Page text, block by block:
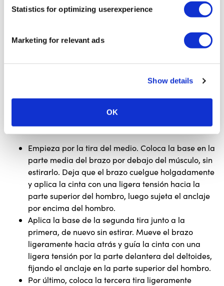
Statistics for optimizing userexperience
Marketing for relevant ads
Show details
OK
7
Empieza por la tira del medio. Coloca la base en la
parte media del brazo por debajo del músculo, sin
estirarlo. Deja que el brazo cuelgue holgadamente
y aplica la cinta con una ligera tensión hacia la
parte superior del hombro, luego sujeta el anclaje
por encima del hombro.
Aplica la base de la segunda tira junto a la
primera, de nuevo sin estirar. Mueve el brazo
ligeramente hacia atrás y guía la cinta con una
ligera tensión por la parte delantera del deltoides,
fijando el anclaje en la parte superior del hombro.
Por último, coloca la tercera tira ligeramente